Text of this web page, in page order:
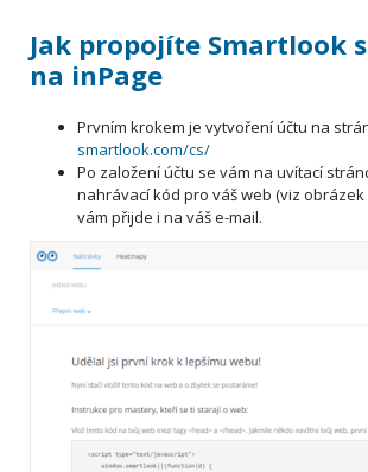
Jak propojíte Smartlook
na inPage
Prvním krokem je vytvoření účtu na
smartlook.com/cs/
Po založení účtu se vám na uvítací
nahrávací kód pro váš web (viz obrázek
vám přijde i na váš e-mail.